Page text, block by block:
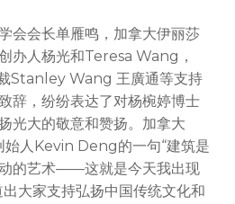
会会长单雁鸣，加拿大伊丽莎
办人杨光和Teresa Wang，
Stanley Wang 王廣通等支持
辞，纷纷表达了对杨椀婷博士
光大的敬意和赞扬。加拿大
人Kevin Deng的一句“建筑是
的艺术——这就是今天我出现
大家支持弘扬中国传统文化和